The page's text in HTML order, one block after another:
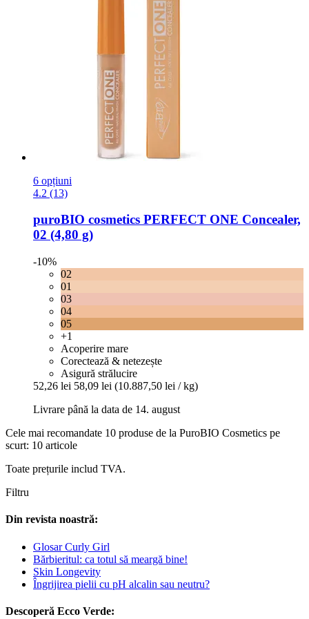
6 opțiuni
4.2 (13)
puroBIO cosmetics PERFECT ONE Concealer,
02 (4,80 g)
-10%
02
01
03
04
05
+1
Acoperire mare
Corectează & netezește
Asigură strălucire
52,26 lei 58,09 lei (10.887,50 lei / kg)
Livrare până la data de 14. august
Cele mai recomandate 10 produse de la PuroBIO Cosmetics pe
scurt: 10 articole
Toate prețurile includ TVA.
Filtru
Din revista noastră:
Glosar Curly Girl
Bărbieritul: ca totul să meargă bine!
Skin Longevity
Îngrijirea pielii cu pH alcalin sau neutru?
Descoperă Ecco Verde: